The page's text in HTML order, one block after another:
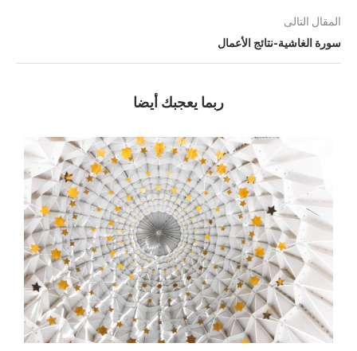
المقال التالى
سورة الغاشية-نتائج الأعمال
ربما يعجبك أيضا